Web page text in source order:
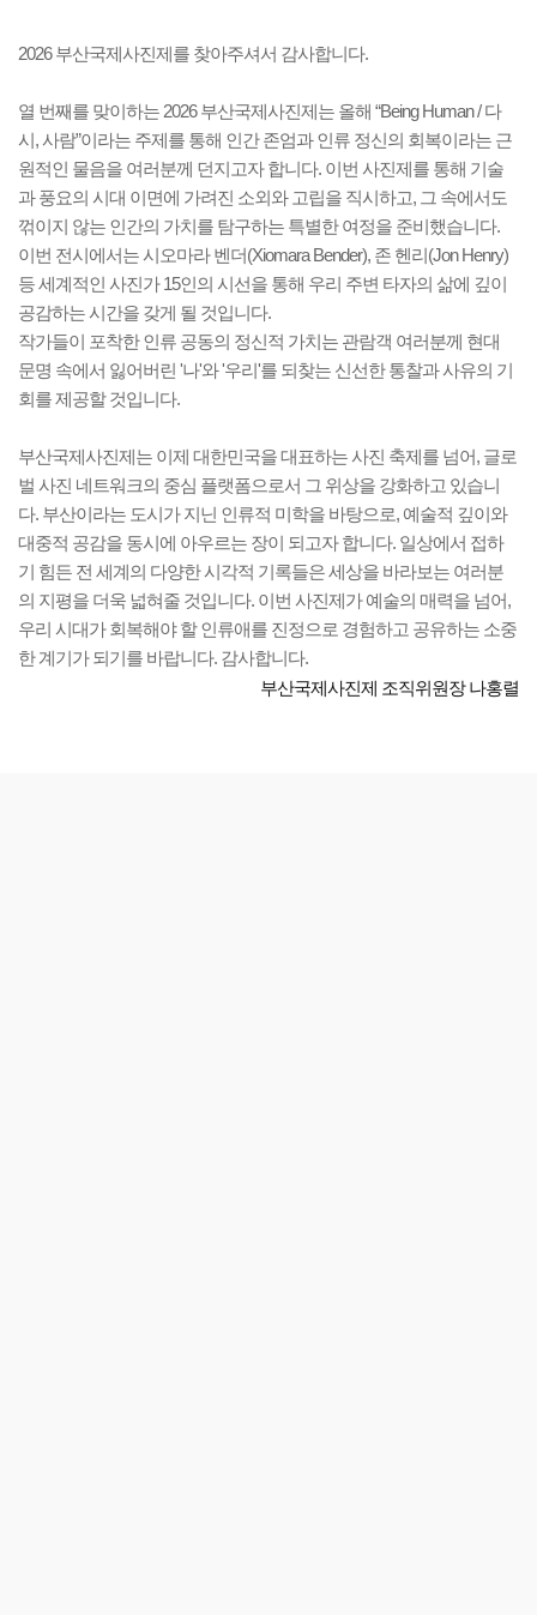
2026 부산국제사진제를 찾아주셔서 감사합니다.
열 번째를 맞이하는 2026 부산국제사진제는 올해 “Being Human / 다
시, 사람”이라는 주제를 통해 인간 존엄과 인류 정신의 회복이라는 근
원적인 물음을 여러분께 던지고자 합니다. 이번 사진제를 통해 기술
과 풍요의 시대 이면에 가려진 소외와 고립을 직시하고, 그 속에서도
꺾이지 않는 인간의 가치를 탐구하는 특별한 여정을 준비했습니다.
이번 전시에서는 시오마라 벤더(Xiomara Bender), 존 헨리(Jon Henry)
등 세계적인 사진가 15인의 시선을 통해 우리 주변 타자의 삶에 깊이
공감하는 시간을 갖게 될 것입니다.
작가들이 포착한 인류 공동의 정신적 가치는 관람객 여러분께 현대
문명 속에서 잃어버린 '나'와 '우리'를 되찾는 신선한 통찰과 사유의 기
회를 제공할 것입니다.
부산국제사진제는 이제 대한민국을 대표하는 사진 축제를 넘어, 글로
벌 사진 네트워크의 중심 플랫폼으로서 그 위상을 강화하고 있습니
다. 부산이라는 도시가 지닌 인류적 미학을 바탕으로, 예술적 깊이와
대중적 공감을 동시에 아우르는 장이 되고자 합니다. 일상에서 접하
기 힘든 전 세계의 다양한 시각적 기록들은 세상을 바라보는 여러분
의 지평을 더욱 넓혀줄 것입니다. 이번 사진제가 예술의 매력을 넘어,
우리 시대가 회복해야 할 인류애를 진정으로 경험하고 공유하는 소중
한 계기가 되기를 바랍니다. 감사합니다.
부산국제사진제 조직위원장 나홍렬